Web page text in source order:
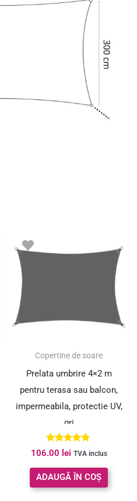
Copertine de soare
Prelata umbrire 4×2 m
pentru terasa sau balcon,
impermeabila, protectie UV,
gri
Evaluat la
5.00
din 5
106.00 lei TVA inclus
ADAUGĂ ÎN COȘ